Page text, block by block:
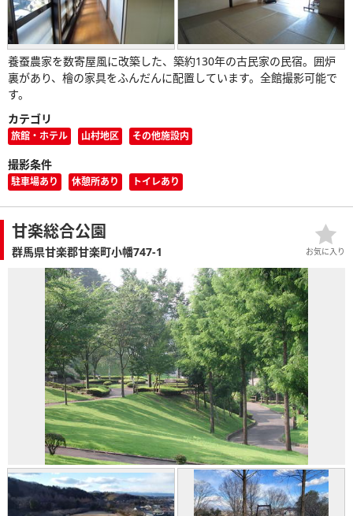
養蚕農家を数寄屋風に改築した、築約130年の古民家の民宿。囲炉
裏があり、檜の家具をふんだんに配置しています。全館撮影可能で
す。
カテゴリ
旅館・ホテル 山村地区 その他施設内
撮影条件
駐車場あり 休憩所あり トイレあり
甘楽総合公園
群馬県甘楽郡甘楽町小幡747-1 お気に入り